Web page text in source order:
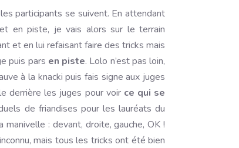
participants se suivent. En attendant
en piste, je vais alors sur le terrain
et en lui refaisant faire des tricks mais
puis pars en piste. Lolo n’est pas loin,
à la knacki puis fais signe aux juges
derrière les juges pour voir ce qui se
de friandises pour les lauréats du
: devant, droite, gauche, OK !
mais tous les tricks ont été bien